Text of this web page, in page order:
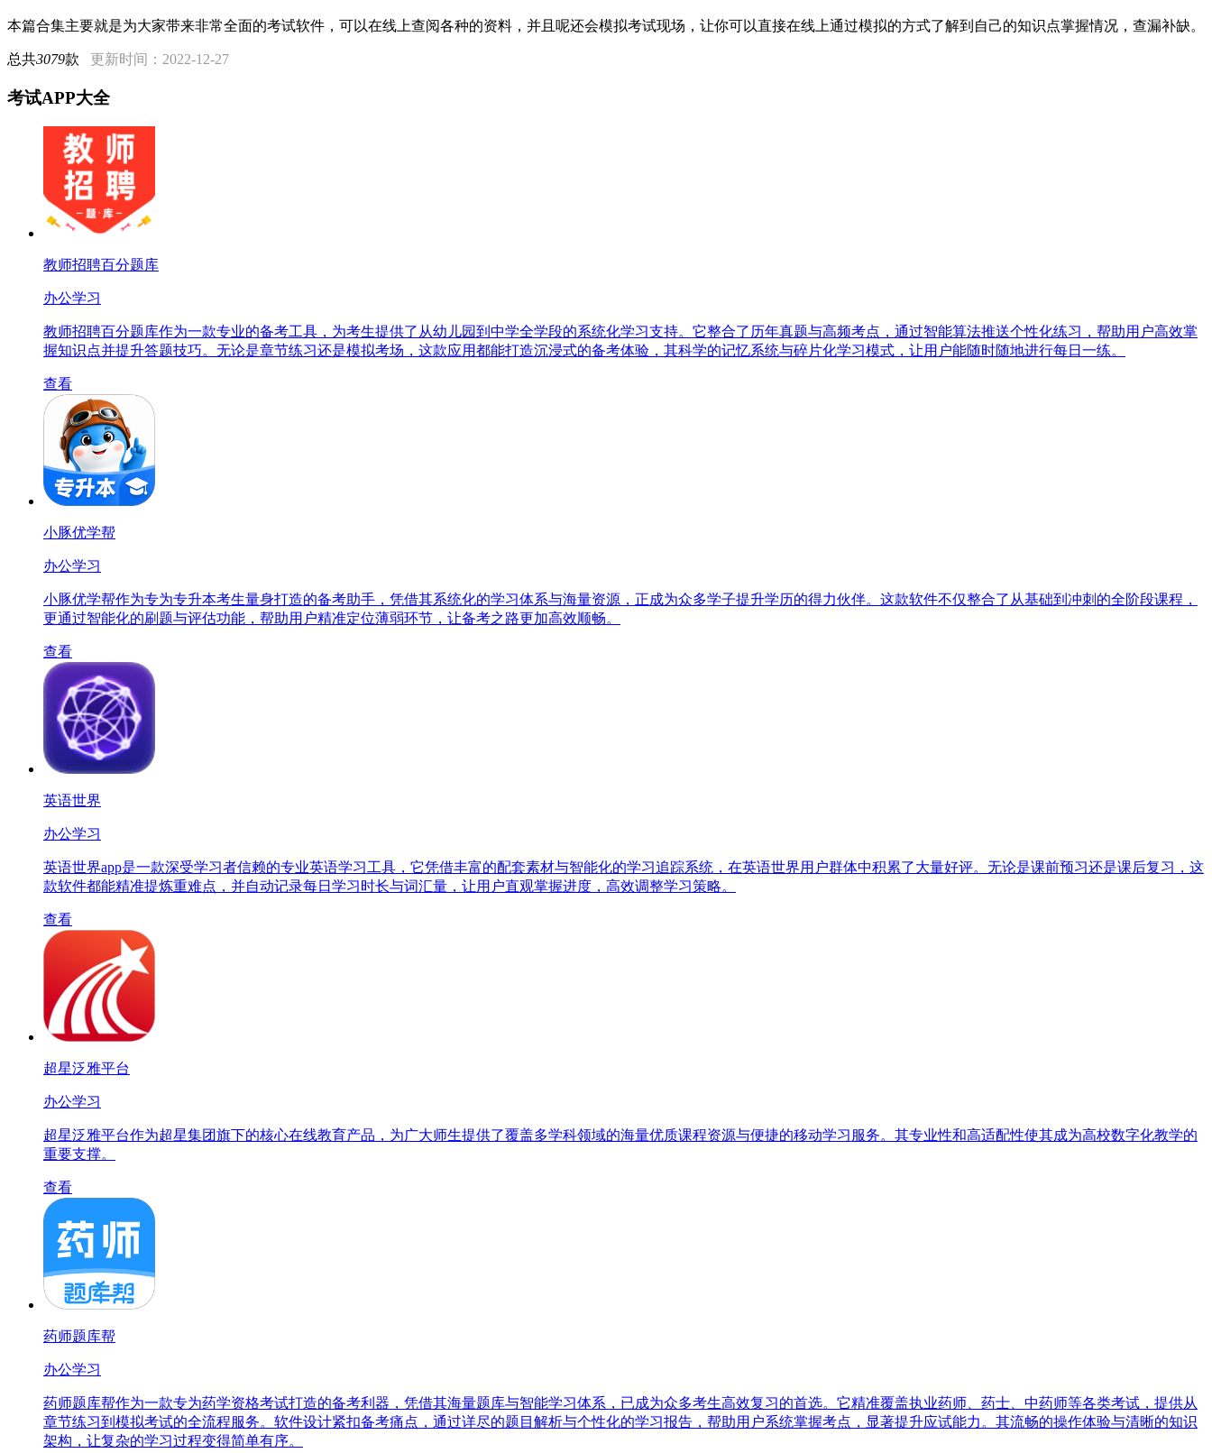
本篇合集主要就是为大家带来非常全面的考试软件，可以在线上查阅各种的资料，并且呢还会模拟考试现场，让你可以直接在线上通过模拟的方式了解到自己的知识点掌握情况，查漏补缺。
总共3079款 更新时间：2022-12-27
考试APP大全
教师招聘百分题库
办公学习
教师招聘百分题库作为一款专业的备考工具，为考生提供了从幼儿园到中学全学段的系统化学习支持。它整合了历年真题与高频考点，通过智能算法推送个性化练习，帮助用户高效掌
握知识点并提升答题技巧。无论是章节练习还是模拟考场，这款应用都能打造沉浸式的备考体验，其科学的记忆系统与碎片化学习模式，让用户能随时随地进行每日一练。
查看
小豚优学帮
办公学习
小豚优学帮作为专为专升本考生量身打造的备考助手，凭借其系统化的学习体系与海量资源，正成为众多学子提升学历的得力伙伴。这款软件不仅整合了从基础到冲刺的全阶段课程，
更通过智能化的刷题与评估功能，帮助用户精准定位薄弱环节，让备考之路更加高效顺畅。
查看
英语世界
办公学习
英语世界app是一款深受学习者信赖的专业英语学习工具，它凭借丰富的配套素材与智能化的学习追踪系统，在英语世界用户群体中积累了大量好评。无论是课前预习还是课后复习，这
款软件都能精准提炼重难点，并自动记录每日学习时长与词汇量，让用户直观掌握进度，高效调整学习策略。
查看
超星泛雅平台
办公学习
超星泛雅平台作为超星集团旗下的核心在线教育产品，为广大师生提供了覆盖多学科领域的海量优质课程资源与便捷的移动学习服务。其专业性和高适配性使其成为高校数字化教学的
重要支撑。
查看
药师题库帮
办公学习
药师题库帮作为一款专为药学资格考试打造的备考利器，凭借其海量题库与智能学习体系，已成为众多考生高效复习的首选。它精准覆盖执业药师、药士、中药师等各类考试，提供从
章节练习到模拟考试的全流程服务。软件设计紧扣备考痛点，通过详尽的题目解析与个性化的学习报告，帮助用户系统掌握考点，显著提升应试能力。其流畅的操作体验与清晰的知识
架构，让复杂的学习过程变得简单有序。